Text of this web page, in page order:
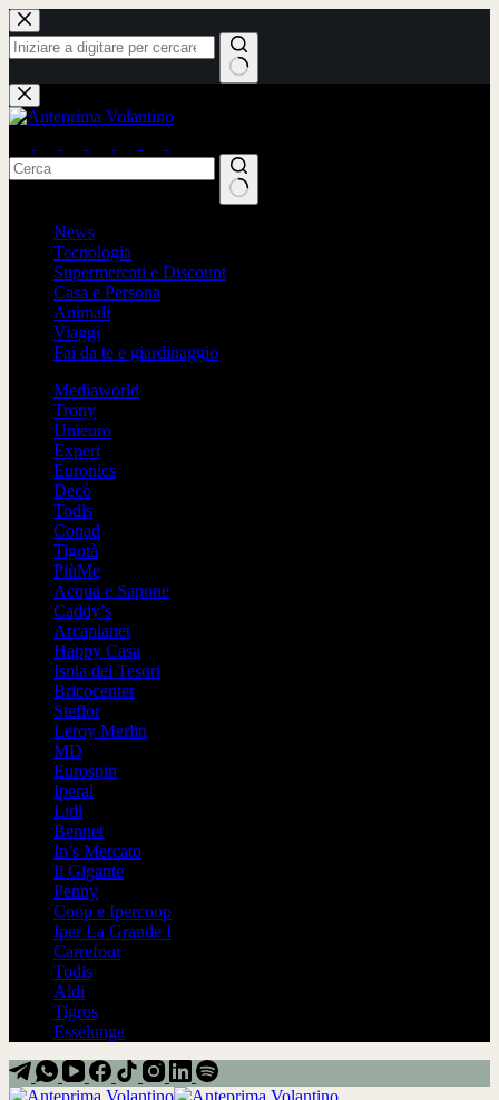
Salta
al
contenuto
Nessun
risultato
risultatoNews
Tecnologia
Supermercati e Discount
Casa e Persona
Animali
Viaggi
Fai da te e giardinaggio
Mediaworld
Trony
Unieuro
Expert
Euronics
Decò
Todis
Conad
Tigotà
PiùMe
Acqua e Sapone
Caddy’s
Arcaplanet
Happy Casa
Isola dei Tesori
Bricocenter
Steflor
Leroy Merlin
MD
Eurospin
Iperal
Lidl
Bennet
In’s Mercato
Il Gigante
Penny
Coop e Ipercoop
Iper La Grande I
Carrefour
Todis
Aldi
Tigros
Esselunga